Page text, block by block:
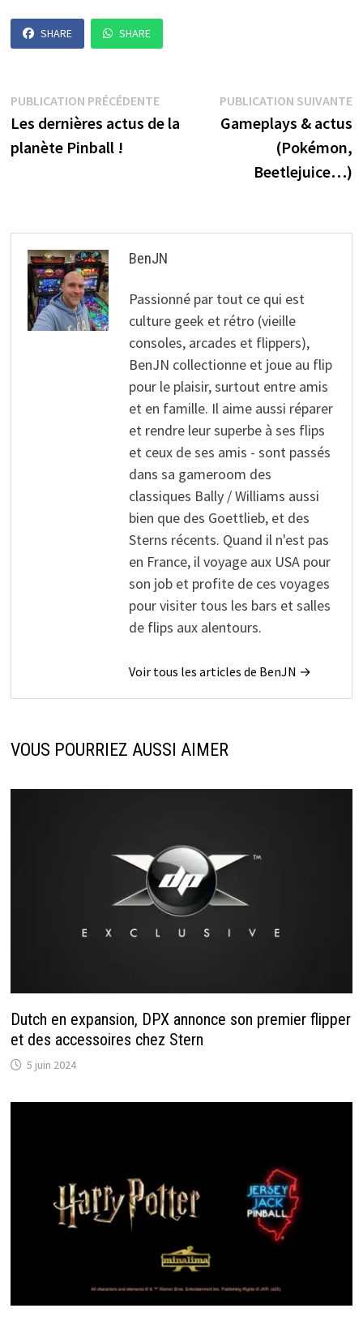
SHARE SHARE
Navigation
de
l’article
PUBLICATION PRÉCÉDENTEPublication
précédente :
Les dernières actus de la
planète Pinball !
PUBLICATION SUIVANTE
Gameplays & actus
(Pokémon,
Beetlejuice…)
BenJN
Passionné par tout ce qui est
culture geek et rétro (vieille
consoles, arcades et flippers),
BenJN collectionne et joue au flip
pour le plaisir, surtout entre amis
et en famille. Il aime aussi réparer
et rendre leur superbe à ses flips
et ceux de ses amis - sont passés
dans sa gameroom des
classiques Bally / Williams aussi
bien que des Goettlieb, et des
Sterns récents. Quand il n'est pas
en France, il voyage aux USA pour
son job et profite de ces voyages
pour visiter tous les bars et salles
de flips aux alentours.
Voir tous les articles de BenJN →
VOUS POURRIEZ AUSSI AIMER
Dutch en expansion, DPX annonce son premier flipper
et des accessoires chez Stern
5 juin 2024